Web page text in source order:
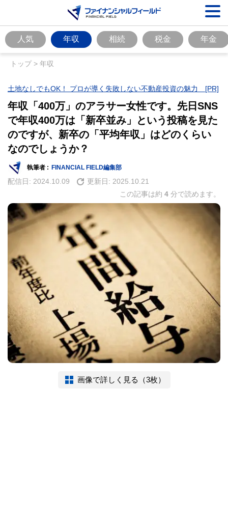
人気 年収 相続 税金 年金
トップ> 年収
土地なしでもOK！ プロが導く失敗しない不動産投資の魅力 [PR]
年収「400万」のアラサー女性です。先日SNS
で年収400万は「新卒並み」という投稿を見た
のですが、新卒の「平均年収」はどのくらい
なのでしょうか？
執筆者 : FINANCIAL FIELD編集部
配信日: 2024.10.09 更新日: 2025.10.21
この記事は約 4 分で読めます。
画像で詳しく見る（3枚）